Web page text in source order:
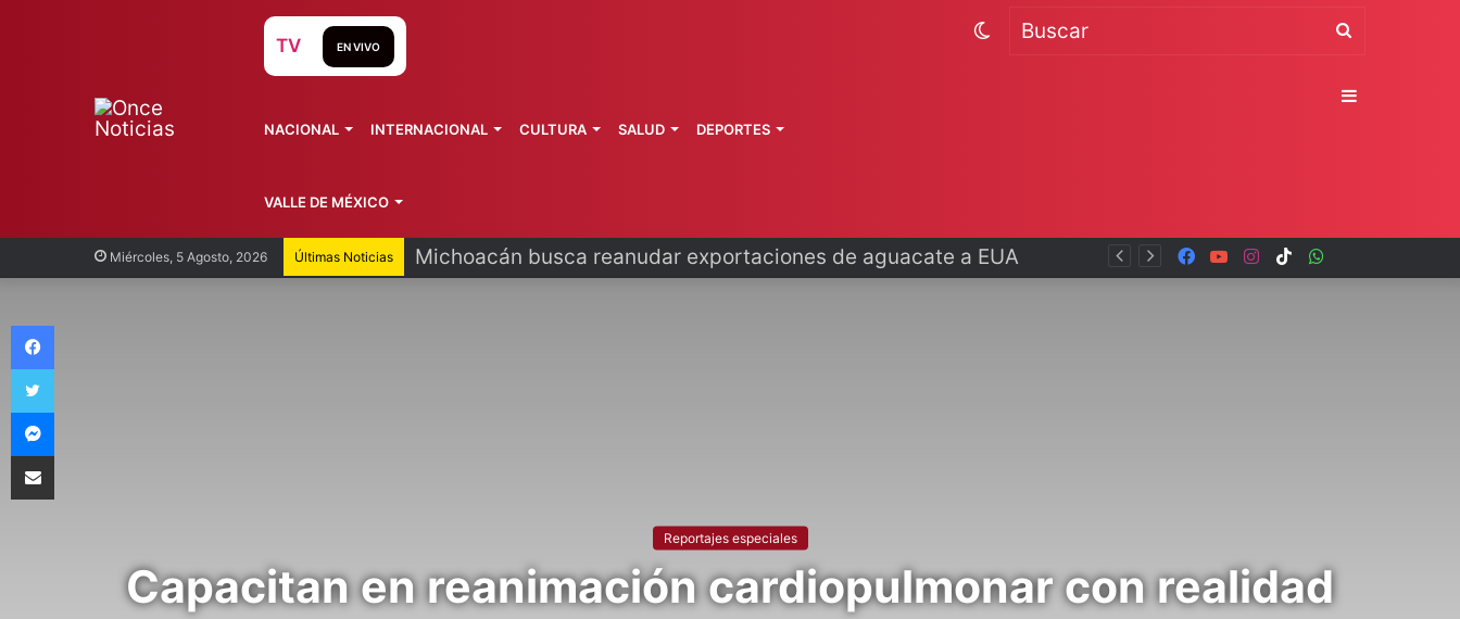
Miércoles, 5 Agosto, 2026 Últimas Noticias SCJN respalda derechos de trabajadores del campo TikTok
Instagram
YouTube
Facebook
TV EN VIVO
NACIONAL INTERNACIONAL CULTURA SALUD DEPORTES
VALLE DE MÉXICO
Buscar
Switch
Sidebar
Reportajes especiales
Capacitan en reanimación cardiopulmonar con realidad
Facebook
Twitter
Messenger
Compartir vía Email